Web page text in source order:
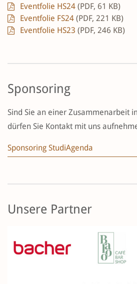
Eventfolie HS24 (PDF, 61 KB)
Eventfolie FS24 (PDF, 221 KB)
Eventfolie HS23 (PDF, 246 KB)
Sponsoring
Sind Sie an einer Zusammenarbeit
dürfen Sie Kontakt mit uns
Sponsoring StudiAgenda
Unsere Partner